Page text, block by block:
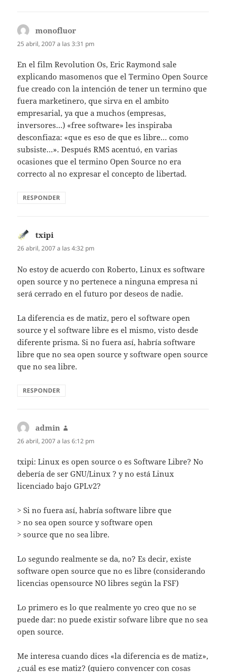
monofluor
25 abril, 2007 a las 3:31 pm
En el film Revolution Os, Eric Raymond sale
explicando masomenos que el Termino Open Source
fue creado con la intención de tener un termino que
fuera marketinero, que sirva en el ambito
empresarial, ya que a muchos (empresas,
inversores…) «free software» les inspiraba
desconfiaza: «que es eso de que es libre… como
subsiste…». Después RMS acentuó, en varias
ocasiones que el termino Open Source no era
correcto al no expresar el concepto de libertad.
RESPONDER
txipi
26 abril, 2007 a las 4:32 pm
No estoy de acuerdo con Roberto, Linux es software
open source y no pertenece a ninguna empresa ni
será cerrado en el futuro por deseos de nadie.
La diferencia es de matiz, pero el software open
source y el software libre es el mismo, visto desde
diferente prisma. Si no fuera así, habría software
libre que no sea open source y software open source
que no sea libre.
RESPONDER
admin
26 abril, 2007 a las 6:12 pm
txipi: Linux es open source o es Software Libre? No
debería de ser GNU/Linux ? y no está Linux
licenciado bajo GPLv2?
> Si no fuera así, habría software libre que
> no sea open source y software open
> source que no sea libre.
Lo segundo realmente se da, no? Es decir, existe
software open source que no es libre (considerando
licencias opensource NO libres según la FSF)
Lo primero es lo que realmente yo creo que no se
puede dar: no puede existir sofware libre que no sea
open source.
Me interesa cuando dices «la diferencia es de matiz»,
¿cuál es ese matiz? (quiero convencer con cosas